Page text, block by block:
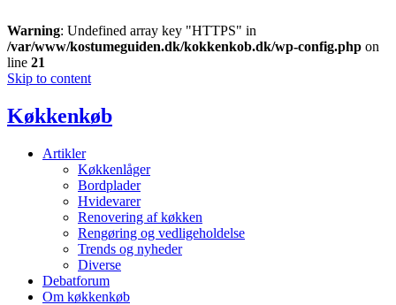
Warning: Undefined array key "HTTPS" in
/var/www/kostumeguiden.dk/kokkenkob.dk/wp-config.php on
line 21
Skip to content
Køkkenkøb
Artikler
Køkkenlåger
Bordplader
Hvidevarer
Renovering af køkken
Rengøring og vedligeholdelse
Trends og nyheder
Diverse
Debatforum
Om køkkenkøb